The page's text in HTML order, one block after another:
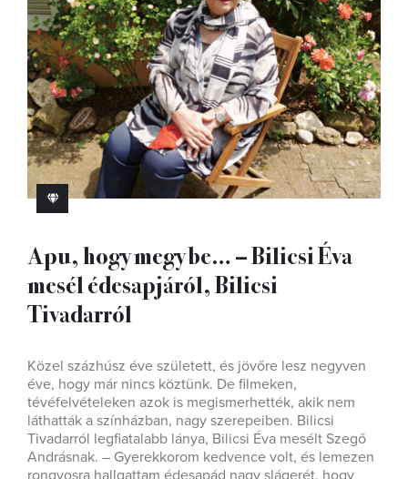
Apu, hogy megy be… – Bilicsi Éva
mesél édesapjáról, Bilicsi
Tivadarról
Közel százhúsz éve született, és jövőre lesz negyven
éve, hogy már nincs köztünk. De filmeken,
tévéfelvételeken azok is megismerhették, akik nem
láthatták a színházban, nagy szerepeiben. Bilicsi
Tivadarról legfiatalabb lánya, Bilicsi Éva mesélt Szegő
Andrásnak. – Gyerekkorom kedvence volt, és lemezen
rongyosra hallgattam édesapád nagy slágerét, hogy